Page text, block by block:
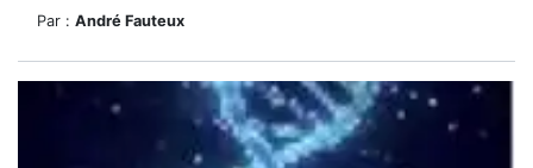
Par : André Fauteux